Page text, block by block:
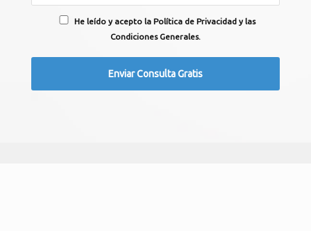
He leído y acepto la Política de Privacidad y las
Condiciones Generales.